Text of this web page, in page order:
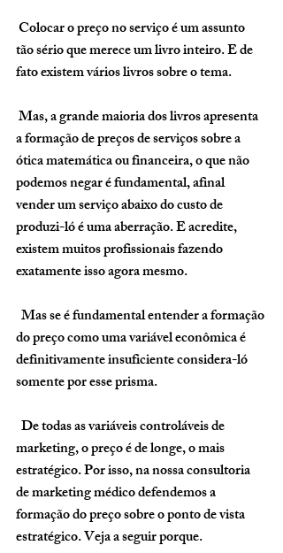
tão sério que merece um livro inteiro. E de
fato existem vários livros sobre o tema.
a formação de preços de serviços sobre a
ótica matemática ou financeira, o que não
podemos negar é fundamental, afinal
vender um serviço abaixo do custo de
produzi-ló é uma aberração. E acredite,
existem muitos profissionais fazendo
exatamente isso agora mesmo.
do preço como uma variável econômica é
definitivamente insuficiente considera-ló
somente por esse prisma.
marketing, o preço é de longe, o mais
estratégico. Por isso, na nossa consultoria
de marketing médico defendemos a
formação do preço sobre o ponto de vista
estratégico. Veja a seguir porque.